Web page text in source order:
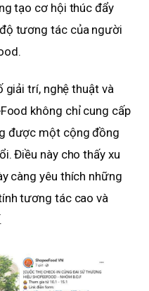
tạo cơ hội thúc đẩy
tương tác của người
giải trí, nghệ thuật và
không chỉ cung cấp
được một cộng đồng
Điều này cho thấy xu
càng yêu thích những
tương tác cao và